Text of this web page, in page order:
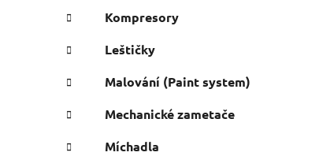
Kompresory
Leštičky
Malování (Paint system)
Mechanické zametače
Míchadla